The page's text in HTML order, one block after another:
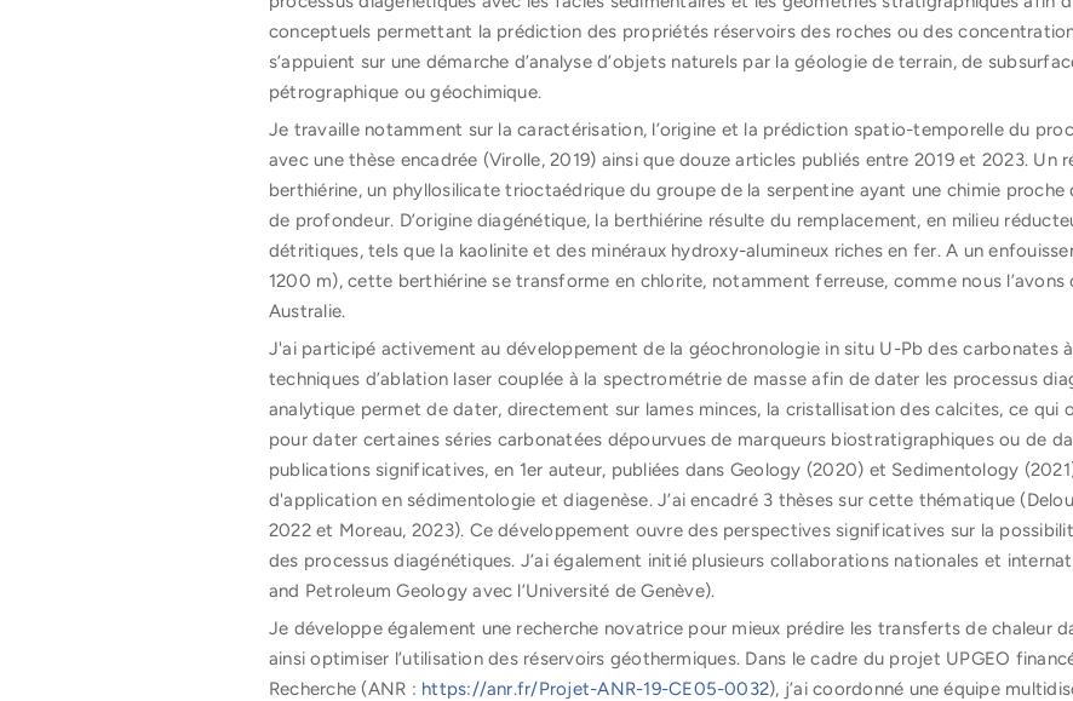
conceptuels permettant la prédiction des propriétés réservoirs des roches ou des
s’appuient sur une démarche d’analyse d’objets naturels par la géologie de terrain, de
pétrographique ou géochimique.
Je travaille notamment sur la caractérisation, l’origine et la prédiction spatio-temporelle du
avec une thèse encadrée (Virolle, 2019) ainsi que douze articles publiés entre 2019 et 2023.
berthiérine, un phyllosilicate trioctaédrique du groupe de la serpentine ayant une chimie proche
de profondeur. D’origine diagénétique, la berthiérine résulte du remplacement, en milieu
détritiques, tels que la kaolinite et des minéraux hydroxy-alumineux riches en fer. A un
1200 m), cette berthiérine se transforme en chlorite, notamment ferreuse, comme nous
Australie.
J'ai participé activement au développement de la géochronologie in situ U-Pb des carbonates
techniques d’ablation laser couplée à la spectrométrie de masse afin de dater les processus
analytique permet de dater, directement sur lames minces, la cristallisation des calcites, ce qui
pour dater certaines séries carbonatées dépourvues de marqueurs biostratigraphiques ou de
publications significatives, en 1er auteur, publiées dans Geology (2020) et Sedimentology
d'application en sédimentologie et diagenèse. J’ai encadré 3 thèses sur cette thématique
2022 et Moreau, 2023). Ce développement ouvre des perspectives significatives sur la
des processus diagénétiques. J’ai également initié plusieurs collaborations nationales et
and Petroleum Geology avec l’Université de Genève).
Je développe également une recherche novatrice pour mieux prédire les transferts de chaleur
ainsi optimiser l’utilisation des réservoirs géothermiques. Dans le cadre du projet UPGEO
Recherche (ANR : https://anr.fr/Projet-ANR-19-CE05-0032), j’ai coordonné une équipe